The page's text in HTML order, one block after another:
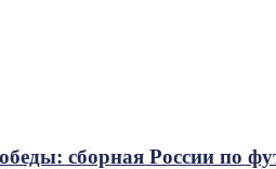
сборная России по